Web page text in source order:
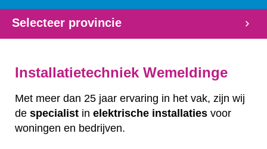
Selecteer provincie
Installatietechniek Wemeldinge
Met meer dan 25 jaar ervaring in het vak, zijn wij
de specialist in elektrische installaties voor
woningen en bedrijven.